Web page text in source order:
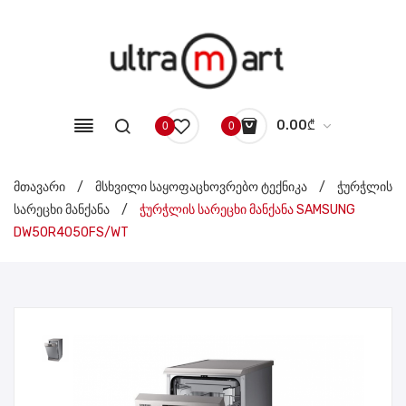
0 0 0.00₾
No products in the cart.
მთავარი / მსხვილი საყოფაცხოვრებო ტექნიკა /
ჭურჭლის
სარეცხი მანქანა
/
ჭურჭლის სარეცხი მანქანა SAMSUNG
DW50R4050FS/WT